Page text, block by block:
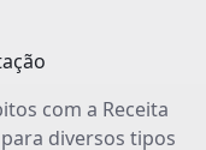
com a Receita
diversos tipos